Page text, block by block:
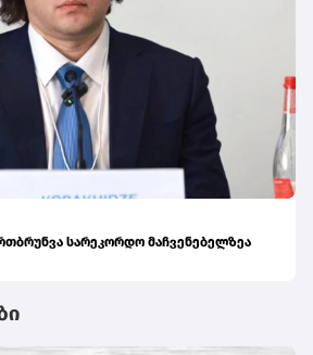
სარეკორდო მაჩვენებელზეა